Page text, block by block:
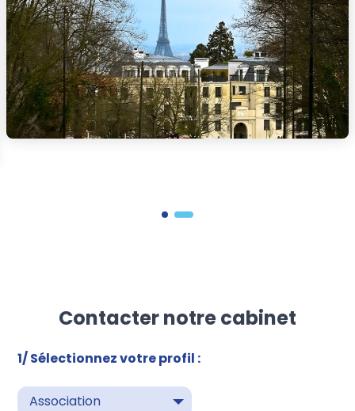
Contacter notre cabinet
1/ Sélectionnez votre profil :
Association